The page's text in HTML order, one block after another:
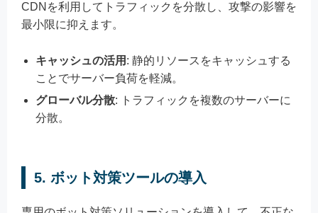
CDNを利用してトラフィックを分散し、攻撃の影響を
最小限に抑えます。
キャッシュの活用 : 静的リソースをキャッシュする
ことでサーバー負荷を軽減。
グローバル分散: トラフィックを複数のサーバーに
分散。
5. ボット対策ツールの導入